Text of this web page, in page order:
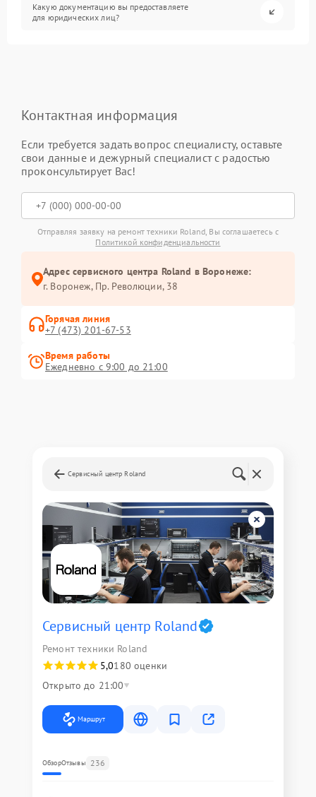
Какую документацию вы предоставляете
для юридических лиц?
Контактная информация
Если требуется задать вопрос специалисту, оставьте
свои данные и дежурный специалист с радостью
проконсультирует Вас!
Отправляя заявку на ремонт техники Roland, Вы соглашаетесь с
Политикой конфиденциальности
Адрес сервисного центра Roland в Воронеже:
г. Воронеж, Пр. Революции, 38
Горячая линия
+7 (473) 201-67-53
Время работы
Ежедневно с 9:00 до 21:00
Сервисный центр Roland
Сервисный центр Roland
Ремонт техники Roland
5,0180 оценки
Открыто до 21:00
Маршрут
ОбзорОтзывы 236